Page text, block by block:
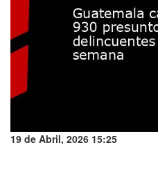
19 de Abril, 2026 15:25